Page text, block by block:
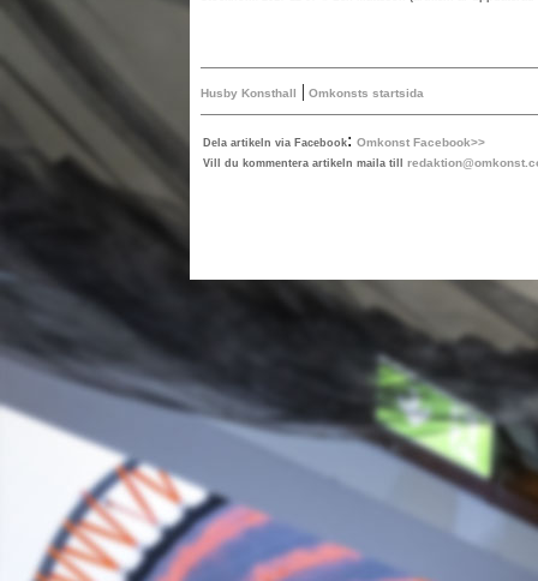
Husby Konsthall | Omkonsts startsida
Dela artikeln via Facebook: Omkonst Facebook>>
Vill du kommentera artikeln maila till